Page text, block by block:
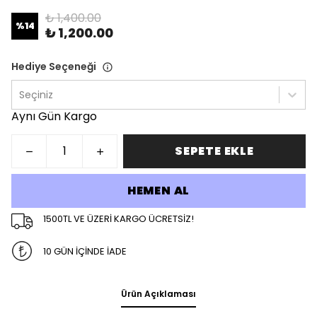
%14 ₺ 1,400.00
₺ 1,200.00
Hediye Seçeneği
Seçiniz
Aynı Gün Kargo
SEPETE EKLE
HEMEN AL
1500TL VE ÜZERİ KARGO ÜCRETSİZ!
10 GÜN İÇİNDE İADE
Ürün Açıklaması